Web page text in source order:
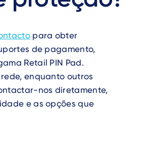
para obter
de pagamento,
Retail PIN Pad.
enquanto outros
nos diretamente,
e as opções que